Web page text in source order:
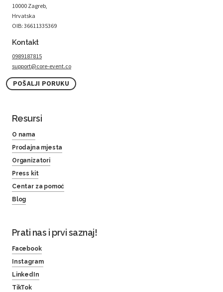
10000 Zagreb,
Hrvatska
OIB: 36611335369
Kontakt
0989187815
support@core-event.co
POŠALJI PORUKU
Resursi
O nama
Prodajna mjesta
Organizatori
Press kit
Centar za pomoć
Blog
Prati nas i prvi saznaj!
Facebook
Instagram
LinkedIn
TikTok